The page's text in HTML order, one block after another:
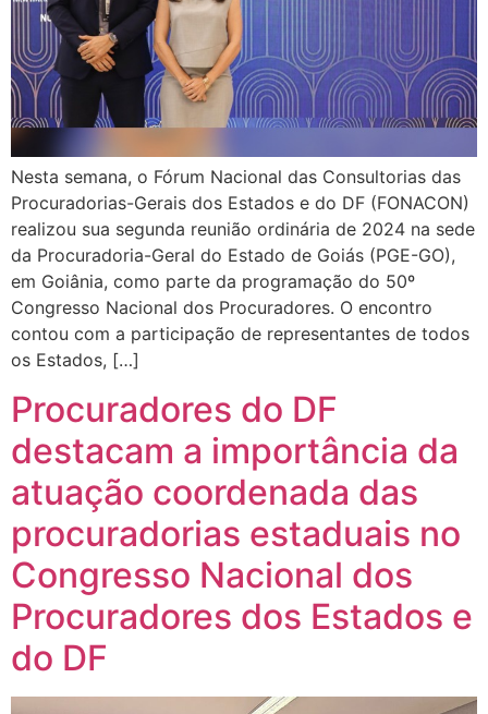
Nesta semana, o Fórum Nacional das Consultorias das
Procuradorias-Gerais dos Estados e do DF (FONACON)
realizou sua segunda reunião ordinária de 2024 na sede
da Procuradoria-Geral do Estado de Goiás (PGE-GO),
em Goiânia, como parte da programação do 50º
Congresso Nacional dos Procuradores. O encontro
contou com a participação de representantes de todos
os Estados, […]
Procuradores do DF
destacam a importância da
atuação coordenada das
procuradorias estaduais no
Congresso Nacional dos
Procuradores dos Estados e
do DF